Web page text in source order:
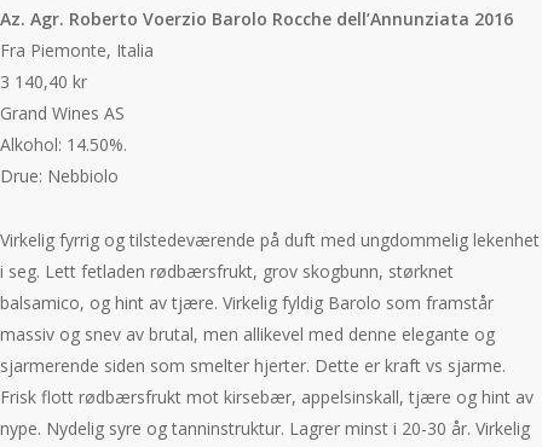
Az. Agr. Roberto Voerzio Barolo Rocche dell’Annunziata 2016
Fra Piemonte, Italia
3 140,40 kr
Grand Wines AS
Alkohol: 14.50%.
Drue: Nebbiolo
Virkelig fyrrig og tilstedeværende på duft med ungdommelig lekenhet
i seg. Lett fetladen rødbærsfrukt, grov skogbunn, størknet
balsamico, og hint av tjære. Virkelig fyldig Barolo som framstår
massiv og snev av brutal, men allikevel med denne elegante og
sjarmerende siden som smelter hjerter. Dette er kraft vs sjarme.
Frisk flott rødbærsfrukt mot kirsebær, appelsinskall, tjære og hint av
nype. Nydelig syre og tanninstruktur. Lagrer minst i 20-30 år. Virkelig